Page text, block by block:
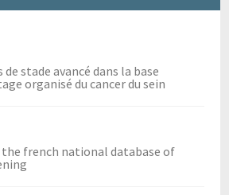
de stade avancé dans la base
organisé du cancer du sein
the french national database of